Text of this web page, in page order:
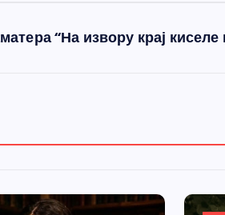
“На извору крај киселе